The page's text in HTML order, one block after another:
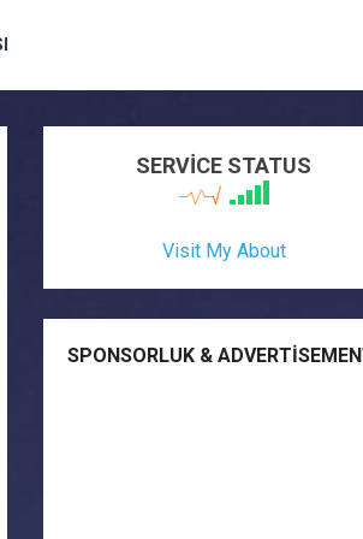
SERVİCE STATUS
Visit My About
SPONSORLUK &